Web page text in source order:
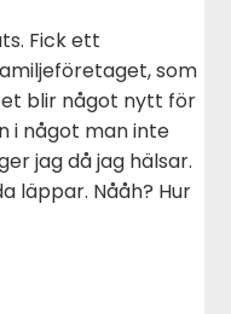
Fick ett
som
blir något nytt för
i något man inte
jag då jag hälsar.
läppar. Nååh? Hur